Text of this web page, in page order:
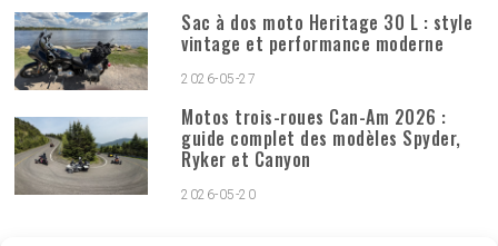
Sac à dos moto Heritage 30 L : style
vintage et performance moderne
2026-05-27
Motos trois-roues Can-Am 2026 :
guide complet des modèles Spyder,
Ryker et Canyon
2026-05-20